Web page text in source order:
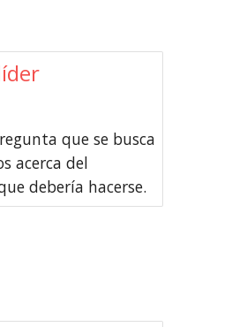
que se busca
acerca del
debería hacerse.